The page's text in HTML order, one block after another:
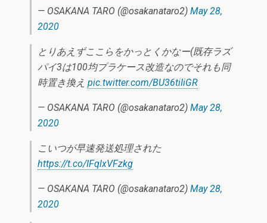
— OSAKANA TARO (@osakanataro2) May 28,
2020
とりあえずここらをかっとくかなー(既存ラズ
パイ3は100均プラケース改造なのでそれも同
時置き換え pic.twitter.com/BU36tiIiGR
— OSAKANA TARO (@osakanataro2) May 28,
2020
こいつが早速発送処理された
https://t.co/IFqlxVFzkg
— OSAKANA TARO (@osakanataro2) May 28,
2020